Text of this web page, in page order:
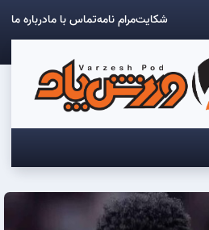
درباره ماتماس با مامرام نامهشکایت